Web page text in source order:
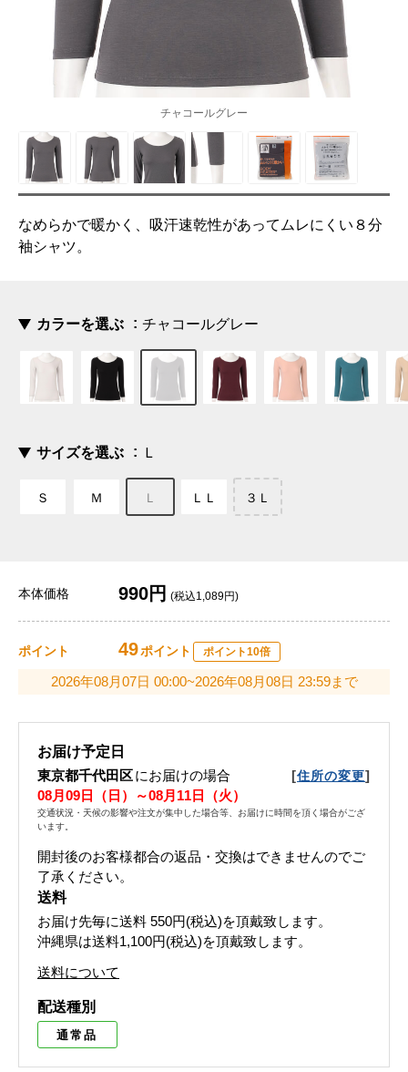
チャコールグレー
なめらかで暖かく、吸汗速乾性があってムレにくい８分
袖シャツ。
カラーを選ぶ チャコールグレー
サイズを選ぶ Ｌ
Ｓ Ｍ Ｌ ＬＬ ３Ｌ
本体価格 990円 (税込1,089円)
ポイント 49ポイント ポイント10倍
2026年08月07日 00:00~2026年08月08日 23:59まで
お届け予定日
東京都千代田区にお届けの場合 [住所の変更]
08月09日（日）～08月11日（火）
交通状況・天候の影響や注文が集中した場合等、お届けに時間を頂く場合がござ
います。
開封後のお客様都合の返品・交換はできませんのでご
了承ください。
送料
お届け先毎に送料 550円(税込)を頂戴致します。
沖縄県は送料1,100円(税込)を頂戴致します。
送料について
配送種別
通常品